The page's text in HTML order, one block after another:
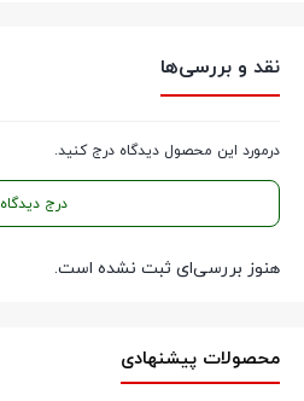
نقد و بررسی‌ها
درمورد این محصول دیدگاه درج کنید.
درج دیدگاه
هنوز بررسی‌ای ثبت نشده است.
محصولات پیشنهادی